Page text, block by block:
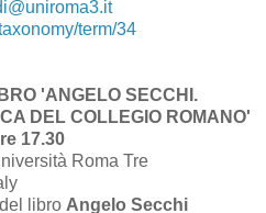
term/34
'ANGELO SECCHI.
DEL COLLEGIO ROMANO'
17.30
Roma Tre
libro Angelo Secchi